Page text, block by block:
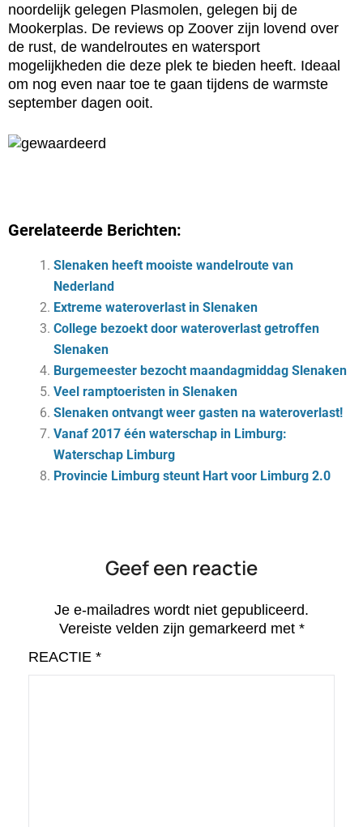
noordelijk gelegen Plasmolen, gelegen bij de
Mookerplas. De reviews op Zoover zijn lovend over
de rust, de wandelroutes en watersport
mogelijkheden die deze plek te bieden heeft. Ideaal
om nog even naar toe te gaan tijdens de warmste
september dagen ooit.
Gerelateerde Berichten:
Slenaken heeft mooiste wandelroute van
Nederland
Extreme wateroverlast in Slenaken
College bezoekt door wateroverlast getroffen
Slenaken
Burgemeester bezocht maandagmiddag Slenaken
Veel ramptoeristen in Slenaken
Slenaken ontvangt weer gasten na wateroverlast!
Vanaf 2017 één waterschap in Limburg:
Waterschap Limburg
Provincie Limburg steunt Hart voor Limburg 2.0
Geef een reactie
Je e-mailadres wordt niet gepubliceerd.
Vereiste velden zijn gemarkeerd met *
REACTIE *